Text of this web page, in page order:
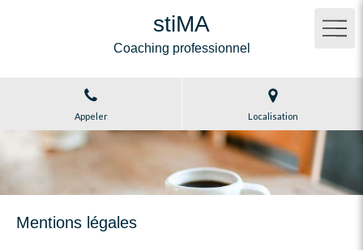
stiMA
Coaching professionnel
Appeler Localisation
Mentions légales